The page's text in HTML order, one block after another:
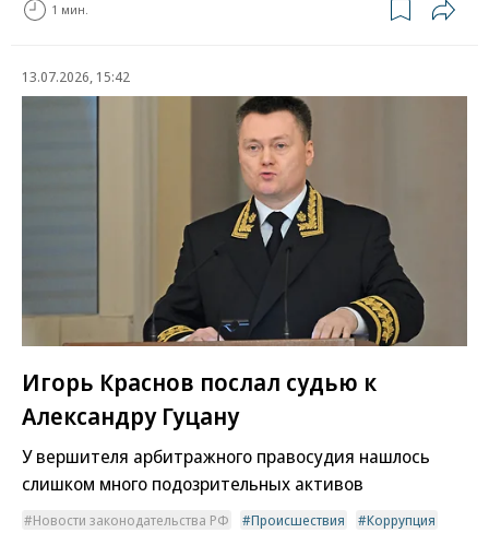
1 мин.
13.07.2026, 15:42
Игорь Краснов послал судью к
Александру Гуцану
У вершителя арбитражного правосудия нашлось
слишком много подозрительных активов
Новости законодательства РФ Происшествия
Коррупция